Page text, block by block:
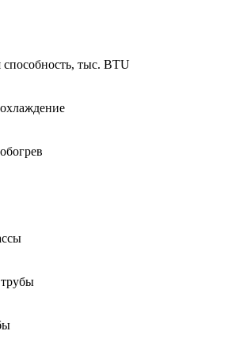
тыс. BTU